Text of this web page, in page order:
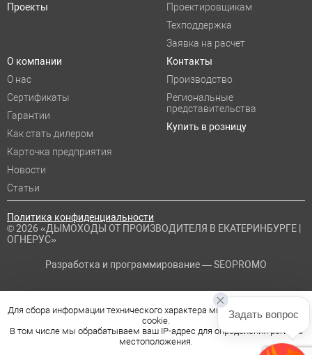
Политика конфиденциальности
© 2026 «ДЫМОХОДЫ ОТ ПРОИЗВОДИТЕЛЯ В ЕКАТЕРИНБУРГЕ |
ОГНЕРУС»
Разработка и программирование —SEOPROMO
Проекты
Проектировщикам
Техподдержка
Заявка на расчет
О компании
О нас
Сертификаты
Гарантии
Как стать дилером
Карточка предприятия
Новости
Статьи
Контакты
Производство
Региональные
представительства
Купить в розницу
Для сбора информации технического характера мы используем файлы
cookie.
В том числе мы обрабатываем ваш IP-адрес для определения региона
местоположения.
Задать вопрос